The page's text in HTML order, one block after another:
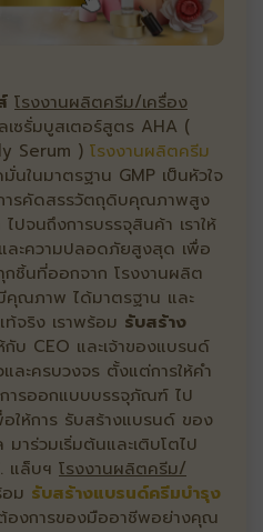
โรงงานผลิตครีม/เครื่อง
เซรั่มบูสเตอร์สูตร AHA (
Serum ) โรงงานผลิตครีม
นในมาตรฐาน GMP เป็นหัวใจ
รคัดสรรวัตถุดิบคุณภาพสูง
ปจนถึงการบรรจุสินค้า เราให้
ละความปลอดภัยสูงสุด เพื่อ
ชิ้นที่ออกจาก โรงงานผลิต
คุณภาพ ได้มาตรฐาน และ
จริง เราพร้อม รับสร้าง
กับ CEO และเจ้าของแบรนด์
ละครบวงจร ตั้งแต่การให้คำ
ารออกแบบบรรจุภัณฑ์ ไป
ให้การ รับสร้างแบรนด์ ของ
าร่วมเริ่มต้นและเติบโตไป
แล็บฯ โรงงานผลิตครีม/
อม รับสร้างแบรนด์ครีมบำรุง
องการของมืออาชีพอย่างคุณ